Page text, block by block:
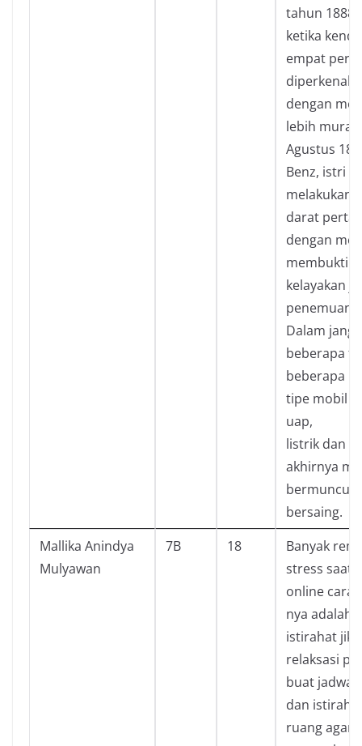
tahun 1888
ketika
empat
dengan
lebih
Agustus
Benz, istri
melakukan
darat
dengan
kelayakan
penemuan
Dalam
beberapa
beberapa
tipe mobil
uap,
listrik dan
akhirnya
bersaing.
Mallika Anindya
Mulyawan
7B 18
Banyak
stress saat
online cara
nya adalah
istirahat
relaksasi
buat jadwal
dan
ruang agar